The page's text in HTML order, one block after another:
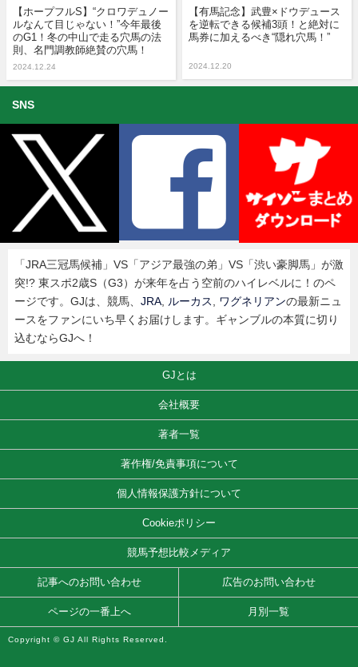
【ホープフルS】“クロワデュノー
ルなんて目じゃない！”今年最後
のG1！冬の中山で走る穴馬の法
則、名門調教師絶賛の穴馬！
2024.12.24
【有馬記念】武豊×ドウデュース
を逆転できる候補3頭！と絶対に
馬券に加えるべき“隠れ穴馬！”
2024.12.20
SNS
「JRA三冠馬候補」VS「アジア最強の弟」VS「渋い豪脚馬」が激
突!? 東スポ2歳S（G3）が来年を占う空前のハイレベルに！のペ
ージです。GJは、競馬、 JRA ルーカス ワグネリアンの最新ニュ
ースをファンにいち早くお届けします。ギャンブルの本質に切り
込むならGJへ！
GJとは
会社概要
著者一覧
著作権/免責事項について
個人情報保護方針について
Cookieポリシー
競馬予想比較メディア
記事へのお問い合わせ 広告のお問い合わせ
ページの一番上へ 月別一覧
Copyright © GJ All Rights Reserved.